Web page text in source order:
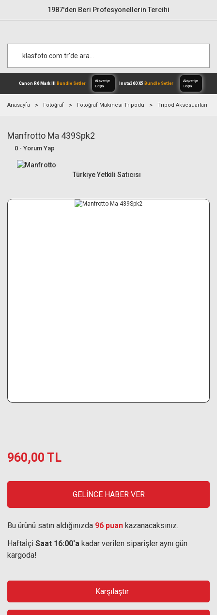
1987'den Beri Profesyonellerin Tercihi
Canon R6 Mark III
Anasayfa Fotoğraf Fotoğraf Makinesi Tripodu Tripod Aksesuarları
Manfrotto Ma 439Spk2
0 - Yorum Yap
Türkiye Yetkili Satıcısı
960,00 TL
GELİNCE HABER VER
Bu ürünü satın aldığınızda 96 puan kazanacaksınız.
Haftaİçi Saat 16:00'a kadar verilen siparişler aynı gün
kargoda!
Karşılaştır